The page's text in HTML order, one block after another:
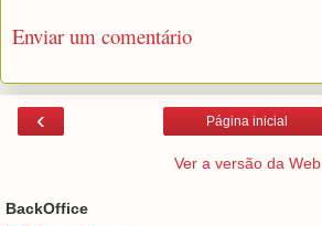
Enviar um comentário
‹ Página inicial
Ver a versão da Web
BackOffice